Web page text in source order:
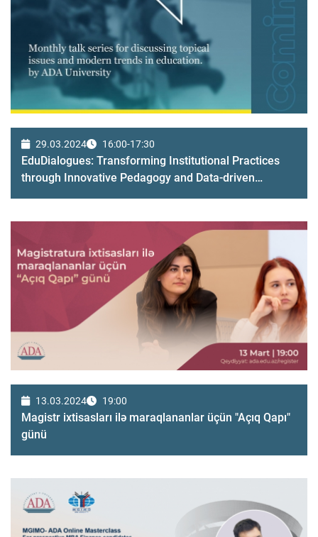
29.03.2024 16:00-17:30
EduDialogues: Transforming Institutional Practices
through Innovative Pedagogy and Data-driven
13.03.2024 19:00
Magistr ixtisasları ilə maraqlananlar üçün "Açıq Qapı"
günü